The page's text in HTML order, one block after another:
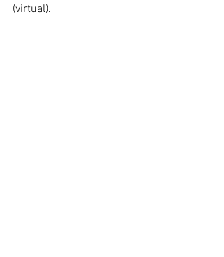
(virtual).